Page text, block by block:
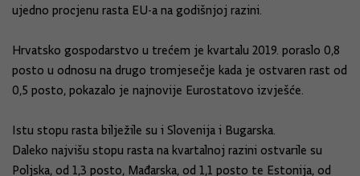
ujedno procjenu rasta EU-a na godišnjoj razini.
Hrvatsko gospodarstvo u trećem je kvartalu 2019. poraslo 0,8
posto u odnosu na drugo tromjesečje kada je ostvaren rast od
0,5 posto, pokazalo je najnovije Eurostatovo izvješće.
Istu stopu rasta bilježile su i Slovenija i Bugarska.
Daleko najvišu stopu rasta na kvartalnoj razini ostvarile su
Poljska, od 1,3 posto, Mađarska, od 1,1 posto te Estonija, od